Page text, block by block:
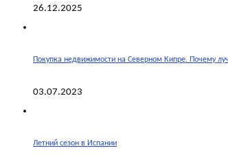
26.12.2025
Покупка недвижимости на Северном Кипре. Почему
03.07.2023
Летний сезон в Испании